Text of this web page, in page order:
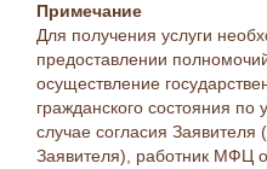
Примечание
Для получения услуги
предоставлении
осуществление
гражданского состояния
случае согласия Заявителя
Заявителя), работник МФЦ